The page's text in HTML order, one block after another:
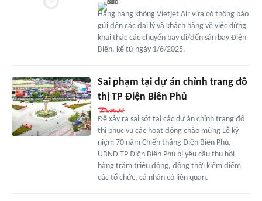
Hãng hàng không Vietjet Air vừa có thông báo
gửi đến các đại lý và khách hàng về việc dừng
khai thác các chuyến bay đi/đến sân bay Điện
Biên, kể từ ngày 1/6/2025.
Sai phạm tại dự án chỉnh trang đô
thị TP Điện Biên Phủ
Để xảy ra sai sót tại các dự án chỉnh trang đô
thị phục vụ các hoạt động chào mừng Lễ kỷ
niệm 70 năm Chiến thắng Điện Biên Phủ,
UBND TP Điện Biên Phủ bị yêu cầu thu hồi
hàng trăm triệu đồng, đồng thời kiểm điểm
các tổ chức, cá nhân có liên quan.